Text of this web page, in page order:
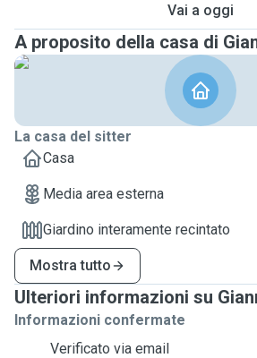
Vai a oggi
A proposito della casa di
La casa del sitter
Casa
Media area esterna
Giardino interamente recintato
Mostra tutto
Ulteriori informazioni su
Informazioni confermate
Verificato via email